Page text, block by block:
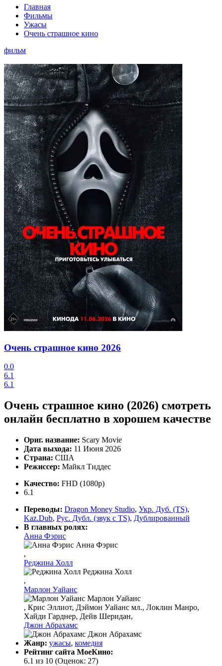
Главная
Фильмы
Ужасы
Очень страшное кино
фильм
Очень страшное кино 2026
0.0
6.1
6.1
Очень страшное кино (2026) смотреть
онлайн бесплатно в хорошем качестве
Ориг. название: Scary Movie
Дата выхода: 11 Июня 2026
Страна: США
Режиссер: Майкл Тиддес
Качество: FHD (1080p)
6.1
Переводы: Dragon Money Studio, Укр. Дуб. (TS),
Kaz.Dub, Рус. Дубл. (звук с TS), Дублированный
В главных ролях:
Анна Фэрис
Анна Фэрис
,
Реджина Холл
Реджина Холл
,
Марлон Уайанс
Марлон Уайанс
, Крис Эллиот, Дэймон Уайанс мл., Локлин Манро,
Хайди Гарднер, Дейв Шеридан,
Джон Абрахамс
Джон Абрахамс
Жанр: ужасы, комедия
Рейтинг сайта МоеКино:
6.1 из 10 (Оценок: 27)